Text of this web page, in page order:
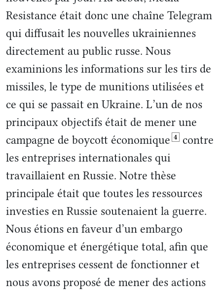
Resistance était donc une chaîne Telegram
qui diffusait les nouvelles ukrainiennes
directement au public russe. Nous
examinions les informations sur les tirs de
missiles, le type de munitions utilisées et
ce qui se passait en Ukraine. L’un de nos
principaux objectifs était de mener une
campagne de boycott économique 4 contre
les entreprises internationales qui
travaillaient en Russie. Notre thèse
principale était que toutes les ressources
investies en Russie soutenaient la guerre.
Nous étions en faveur d’un embargo
économique et énergétique total, afin que
les entreprises cessent de fonctionner et
nous avons proposé de mener des actions